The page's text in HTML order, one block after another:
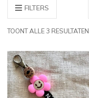
FILTERS
TOONT ALLE 3 RESULTATEN